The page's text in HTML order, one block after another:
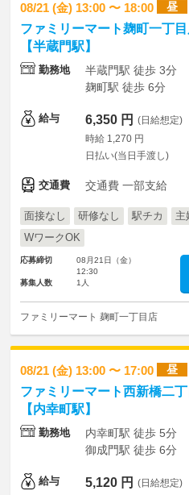
08/21 (金) 13:00 〜 18:00 昼
ファミリーマート麹町一丁
【半蔵門駅】
勤務地
半蔵門駅 徒歩 3分
麹町駅 徒歩 6分
給与 6,350 円 (日給想定)
時給 1,270 円
日払い(当日手渡し)
交通費 交通費 一部支給
面接なし 研修なし 駅チカ 主
WワークOK
応募締切
08月21日（金）
12:30
募集人数
1人
ファミリーマート 麹町一丁目店
08/21 (金) 13:00 〜 17:00 昼
ファミリーマート西新橋二
【内幸町駅】
勤務地
内幸町駅 徒歩 5分
御成門駅 徒歩 6分
給与 5,120 円 (日給想定)